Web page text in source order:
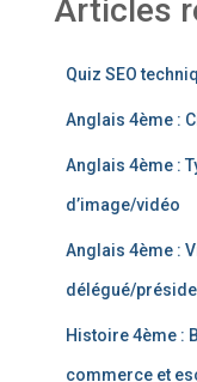
Articles
Quiz SEO
Anglais 4ème :
Anglais 4ème :
d’image/vidéo
Anglais 4ème :
délégué/
Histoire 4ème :
commerce et